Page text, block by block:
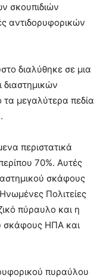
σκουπιδιών
αντιδορυφορικών
διαλύθηκε σε μια
μεγαλύτερα πεδία
περιστατικά
70%. Αυτές
σκάφους
Πολιτείες
πύραυλο και η
σκάφους ΗΠΑ και
πυραύλου